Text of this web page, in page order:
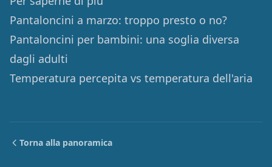
Pantaloncini a marzo: troppo presto o no?
Pantaloncini per bambini: una soglia diversa
dagli adulti
Temperatura percepita vs temperatura dell'aria
Torna alla panoramica